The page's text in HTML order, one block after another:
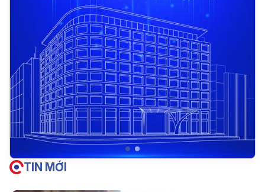
TIN MỚI